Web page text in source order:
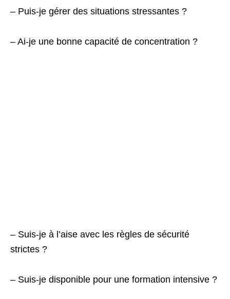
– Puis-je gérer des situations stressantes ?
– Ai-je une bonne capacité de concentration ?
– Suis-je à l’aise avec les règles de sécurité
strictes ?
– Suis-je disponible pour une formation intensive ?